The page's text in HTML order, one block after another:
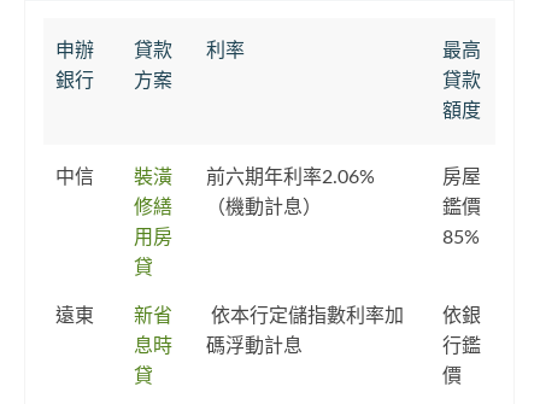
申辦
銀行
貸款
方案
利率
最高
貸款
額度
中信
裝潢
修繕
用房
貸
前六期年利率2.06%
（機動計息）
房屋
鑑價
85%
遠東
新省
息時
貸
依本行定儲指數利率加
碼浮動計息
依銀
行鑑
價